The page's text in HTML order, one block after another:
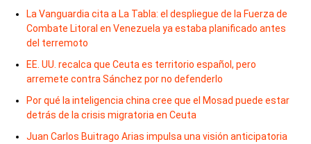
La Vanguardia cita a La Tabla: el despliegue de la Fuerza de
Combate Litoral en Venezuela ya estaba planificado antes
del terremoto
EE. UU. recalca que Ceuta es territorio español, pero
arremete contra Sánchez por no defenderlo
Por qué la inteligencia china cree que el Mosad puede estar
detrás de la crisis migratoria en Ceuta
Juan Carlos Buitrago Arias impulsa una visión anticipatoria